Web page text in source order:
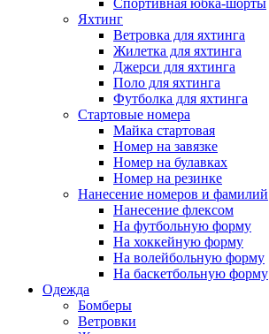
Спортивная юбка-шорты
Яхтинг
Ветровка для яхтинга
Жилетка для яхтинга
Джерси для яхтинга
Поло для яхтинга
Футболка для яхтинга
Стартовые номера
Майка стартовая
Номер на завязке
Номер на булавках
Номер на резинке
Нанесение номеров и фамилий
Нанесение флексом
На футбольную форму
На хоккейную форму
На волейбольную форму
На баскетбольную форму
Одежда
Бомберы
Ветровки